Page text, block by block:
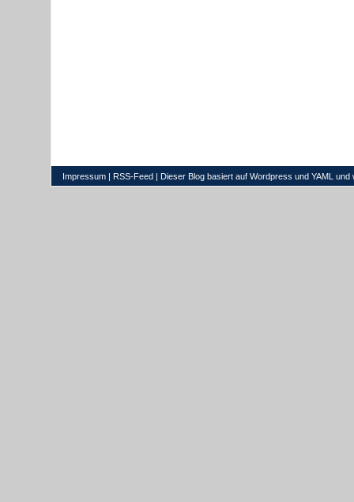
Impressum | RSS-Feed | Dieser Blog basiert auf Wordpress und YAML und